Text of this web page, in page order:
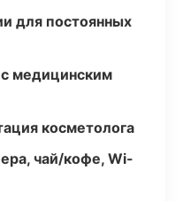
для постоянных
медицинским
косметолога
чай/кофе, Wi-